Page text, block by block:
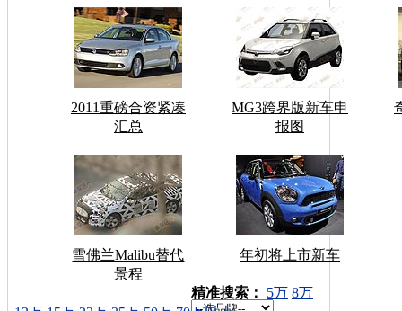
2011重磅合资紧凑
汇总
MG3跨界版新车申
报图
雪佛兰Malibu替代
景程
年初将上市新车
车型搜索：
精准搜索： 5万 8万